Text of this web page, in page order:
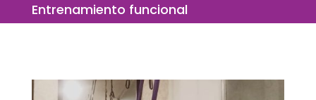
Entrenamiento funcional